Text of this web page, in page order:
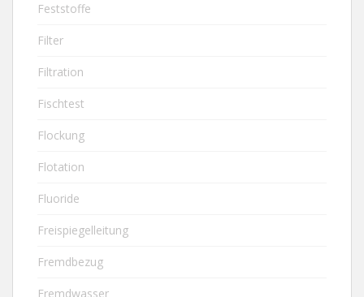
Feststoffe
Filter
Filtration
Fischtest
Flockung
Flotation
Fluoride
Freispiegelleitung
Fremdbezug
Fremdwasser